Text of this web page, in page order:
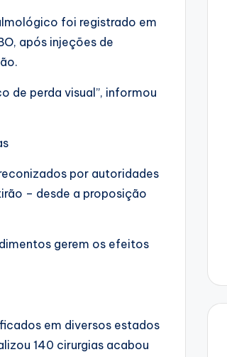
foi registrado em
após injeções de
de perda visual”, informou
por autoridades
– desde a proposição
gerem os efeitos
em diversos estados
140 cirurgias acabou